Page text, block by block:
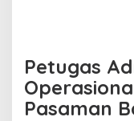
Petugas
Pasaman